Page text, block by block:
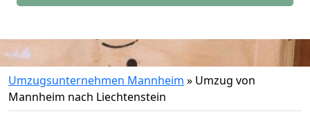
Umzugsunternehmen Mannheim » Umzug von
Mannheim nach Liechtenstein